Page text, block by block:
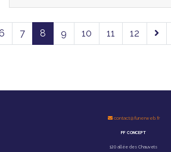
7 8 9 10 11 12
contact@funerweb.fr
PF CONCEPT
120 allée des Chauvets